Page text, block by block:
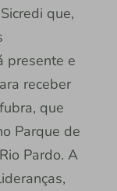
que,
presente e
receber
que
Parque de
Pardo. A